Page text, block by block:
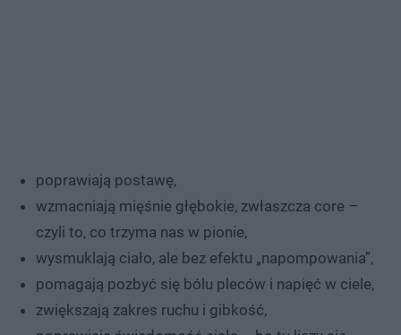
poprawiają postawę,
wzmacniają mięśnie głębokie, zwłaszcza core –
czyli to, co trzyma nas w pionie,
wysmuklają ciało, ale bez efektu „napompowania”,
pomagają pozbyć się bólu pleców i napięć w ciele,
zwiększają zakres ruchu i gibkość,